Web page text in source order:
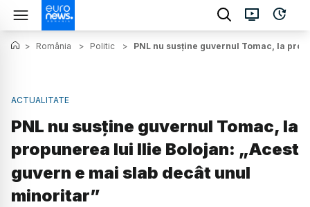
> România > Politic > PNL nu susține guvernul Tomac, la
ACTUALITATE
PNL nu susține guvernul Tomac, la
propunerea lui Ilie Bolojan: „Acest
guvern e mai slab decât unul
minoritar”